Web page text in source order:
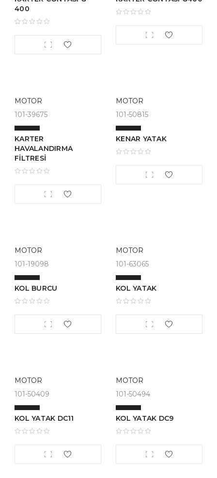
400
MOTOR
101-39675
KARTER
HAVALANDIRMA
FİLTRESİ
MOTOR
101-50815
KENAR YATAK
MOTOR
101-19098
KOL BURCU
MOTOR
101-63065
KOL YATAK
MOTOR
101-50409
KOL YATAK DC11
MOTOR
101-50494
KOL YATAK DC9